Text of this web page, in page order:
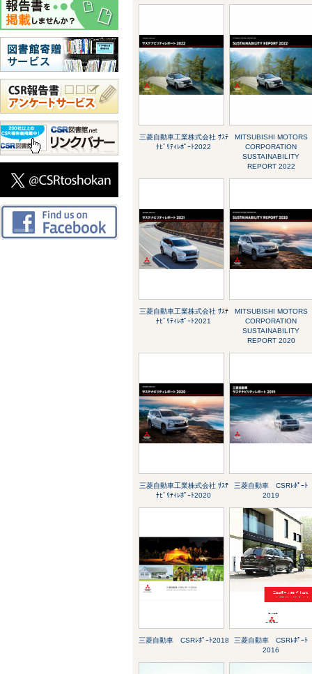
三菱自動車工業株式会社 ｻｽﾃ
ﾅﾋﾞﾘﾃｨﾚﾎﾟｰﾄ2022
MITSUBISHI MOTORS
CORPORATION
SUSTAINABILITY
REPORT 2022
三菱自動車工業株式会社 ｻｽﾃ
ﾅﾋﾞﾘﾃｨﾚﾎﾟｰﾄ2021
MITSUBISHI MOTORS
CORPORATION
SUSTAINABILITY
REPORT 2020
三菱自動車工業株式会社 ｻｽﾃ
ﾅﾋﾞﾘﾃｨﾚﾎﾟｰﾄ2020
三菱自動車 CSRﾚﾎﾟｰﾄ
2019
三菱自動車 CSRﾚﾎﾟｰﾄ2018
三菱自動車 CSRﾚﾎﾟｰﾄ
2016